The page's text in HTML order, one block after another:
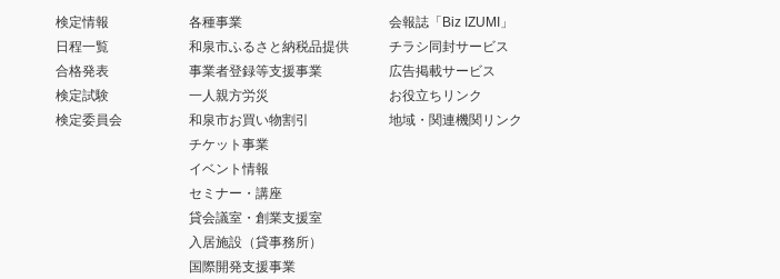
検定情報
日程一覧
合格発表
検定試験
検定委員会
各種事業
和泉市ふるさと納税品提供
事業者登録等支援事業
一人親方労災
和泉市お買い物割引
チケット事業
イベント情報
セミナー・講座
貸会議室・創業支援室
入居施設（貸事務所）
国際開発支援事業
会報誌「Biz IZUMI」
チラシ同封サービス
広告掲載サービス
お役立ちリンク
地域・関連機関リンク